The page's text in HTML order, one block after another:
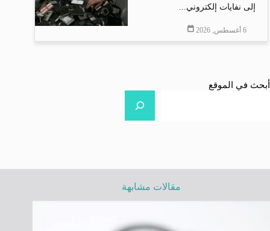
إلى نفايات إلكتروني...
6 أغسطس, 2026
أبحث في الموقع
مقالات مشابهة